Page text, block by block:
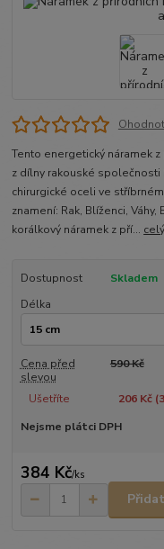
Tento energetický náramek
z dílny rakouské
chirurgické oceli ve
znamení: Rak, Blíženci,
korálkový náramek z pří...
Dostupnost
Skladem
Délka
Cena před
slevou
590 Kč
Ušetříte 206 Kč (
Nejsme plátci DPH
384 Kč/ks